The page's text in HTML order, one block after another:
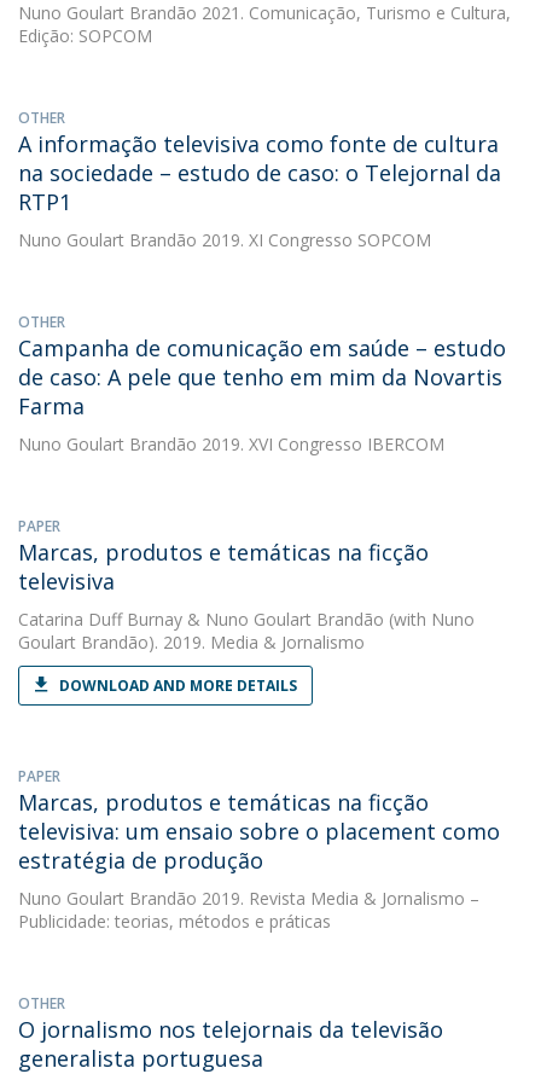
Nuno Goulart Brandão 2021. Comunicação, Turismo e Cultura,
Edição: SOPCOM
OTHER
A informação televisiva como fonte de cultura
na sociedade – estudo de caso: o Telejornal da
RTP1
Nuno Goulart Brandão 2019. XI Congresso SOPCOM
OTHER
Campanha de comunicação em saúde – estudo
de caso: A pele que tenho em mim da Novartis
Farma
Nuno Goulart Brandão 2019. XVI Congresso IBERCOM
PAPER
Marcas, produtos e temáticas na ficção
televisiva
Catarina Duff Burnay & Nuno Goulart Brandão (with Nuno
Goulart Brandão). 2019. Media & Jornalismo
DOWNLOAD AND MORE DETAILS
PAPER
Marcas, produtos e temáticas na ficção
televisiva: um ensaio sobre o placement como
estratégia de produção
Nuno Goulart Brandão 2019. Revista Media & Jornalismo –
Publicidade: teorias, métodos e práticas
OTHER
O jornalismo nos telejornais da televisão
generalista portuguesa